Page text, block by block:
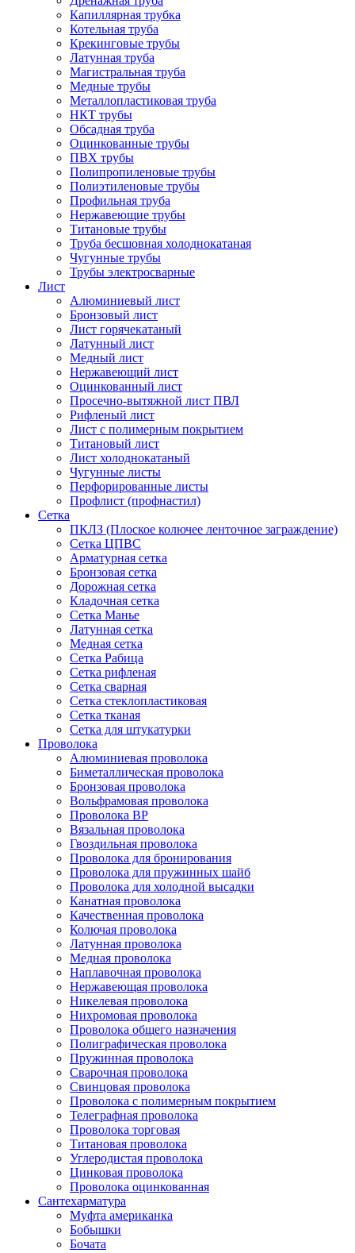
Капиллярная трубка
Котельная труба
Крекинговые трубы
Латунная труба
Магистральная труба
Медные трубы
Металлопластиковая труба
НКТ трубы
Обсадная труба
Оцинкованные трубы
ПВХ трубы
Полипропиленовые трубы
Полиэтиленовые трубы
Профильная труба
Нержавеющие трубы
Титановые трубы
Труба бесшовная холоднокатаная
Чугунные трубы
Трубы электросварные
Лист
Алюминиевый лист
Бронзовый лист
Лист горячекатаный
Латунный лист
Медный лист
Нержавеющий лист
Оцинкованный лист
Просечно-вытяжной лист ПВЛ
Рифленый лист
Лист с полимерным покрытием
Титановый лист
Лист холоднокатаный
Чугунные листы
Перфорированные листы
Профлист (профнастил)
Сетка
ПКЛЗ (Плоское колючее ленточное заграждение)
Сетка ЦПВС
Арматурная сетка
Бронзовая сетка
Дорожная сетка
Кладочная сетка
Сетка Манье
Латунная сетка
Медная сетка
Сетка Рабица
Сетка рифленая
Сетка сварная
Сетка стеклопластиковая
Сетка тканая
Сетка для штукатурки
Проволока
Алюминиевая проволока
Биметаллическая проволока
Бронзовая проволока
Вольфрамовая проволока
Проволока ВР
Вязальная проволока
Гвоздильная проволока
Проволока для бронирования
Проволока для пружинных шайб
Проволока для холодной высадки
Канатная проволока
Качественная проволока
Колючая проволока
Латунная проволока
Медная проволока
Наплавочная проволока
Нержавеющая проволока
Никелевая проволока
Нихромовая проволока
Проволока общего назначения
Полиграфическая проволока
Пружинная проволока
Сварочная проволока
Свинцовая проволока
Проволока с полимерным покрытием
Телеграфная проволока
Проволока торговая
Титановая проволока
Углеродистая проволока
Цинковая проволока
Проволока оцинкованная
Сантехарматура
Муфта американка
Бобышки
Бочата